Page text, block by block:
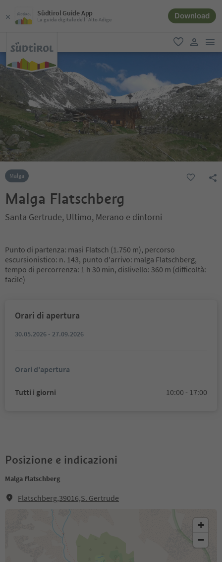
Südtirol Guide App
La guida digitale dell´Alto Adige Download
favoriti
user link
Malga
Malga Flatschberg
Santa Gertrude, Ultimo, Merano e dintorni
Punto di partenza: masi Flatsch (1.750 m), percorso
escursionistico: n. 143, punto d'arrivo: malga Flatschberg,
tempo di percorrenza: 1 h 30 min, dislivello: 360 m (difficoltà:
facile)
Orari di apertura
30.05.2026 - 27.09.2026
Orari d'apertura
Tutti i giorni 10:00 - 17:00
Posizione e indicazioni
Malga Flatschberg
Flatschberg,39016,S. Gertrude
+
−